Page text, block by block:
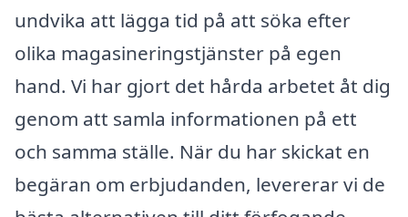
undvika att lägga tid på att söka efter
olika magasineringstjänster på egen
hand. Vi har gjort det hårda arbetet åt dig
genom att samla informationen på ett
och samma ställe. När du har skickat en
begäran om erbjudanden, levererar vi de